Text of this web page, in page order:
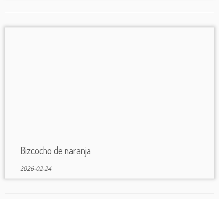
Bizcocho de naranja
2026-02-24